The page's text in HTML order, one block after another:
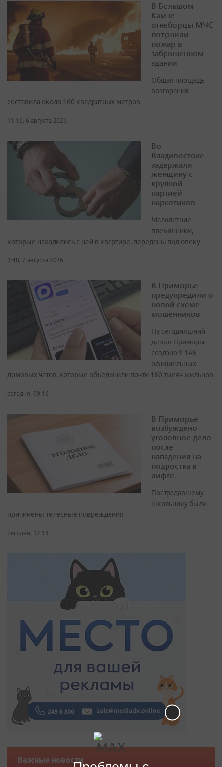
В Большом
Камне
огнеборцы МЧС
потушили
пожар в
заброшенном
здании
Общая площадь
возгорания
составила около 160 квадратных метров
11:16, 6 августа 2026
Во
Владивостоке
задержали
женщину с
крупной
партией
наркотиков
Малолетние
племянники,
которые находились с ней в квартире, переданы под опеку
9:48, 7 августа 2026
В Приморье
предупредили о
новой схеме
мошенников
На сегодняшний
день в Приморье
создано 9 146
официальных
домовых чатов, которые объединили почти 160 тысяч жильцов
сегодня, 09:16
В Приморье
возбуждено
уголовное дело
после
нападения на
подростка в
лифте
Пострадавшему
школьнику были
причинены телесные повреждения
сегодня, 12:13
Важные новости